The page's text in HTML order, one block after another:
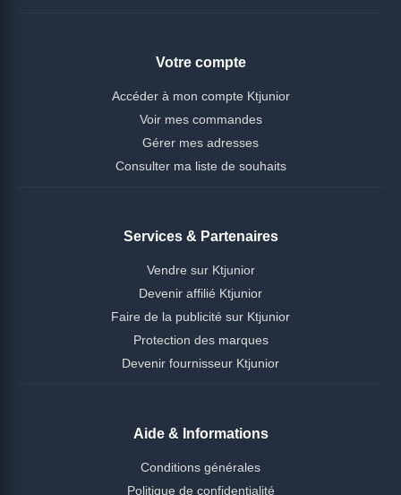
Votre compte
Accéder à mon compte Ktjunior
Voir mes commandes
Gérer mes adresses
Consulter ma liste de souhaits
Services & Partenaires
Vendre sur Ktjunior
Devenir affilié Ktjunior
Faire de la publicité sur Ktjunior
Protection des marques
Devenir fournisseur Ktjunior
Aide & Informations
Conditions générales
Politique de confidentialité